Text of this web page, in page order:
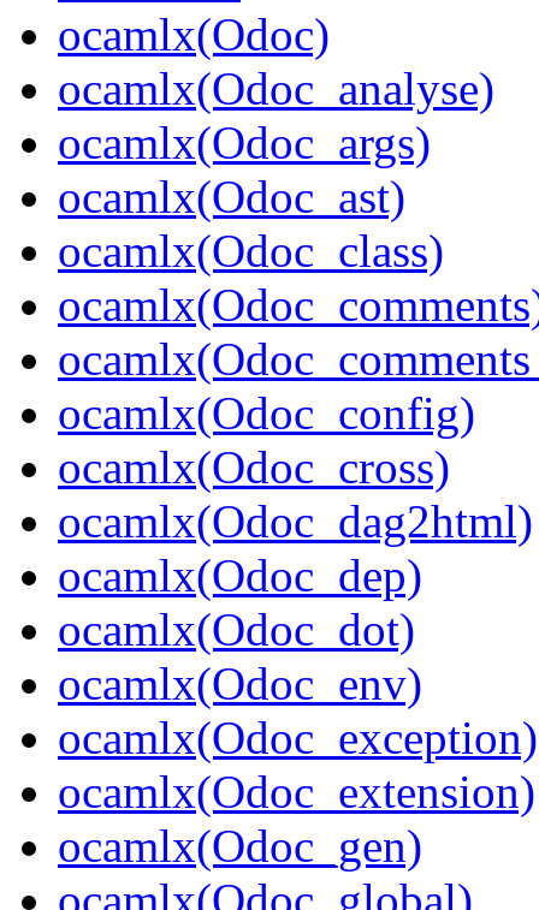
ocamlx(Odoc)
ocamlx(Odoc_analyse)
ocamlx(Odoc_args)
ocamlx(Odoc_ast)
ocamlx(Odoc_class)
ocamlx(Odoc_config)
ocamlx(Odoc_cross)
ocamlx(Odoc_dag2html)
ocamlx(Odoc_dep)
ocamlx(Odoc_dot)
ocamlx(Odoc_env)
ocamlx(Odoc_exception)
ocamlx(Odoc_extension)
ocamlx(Odoc_gen)